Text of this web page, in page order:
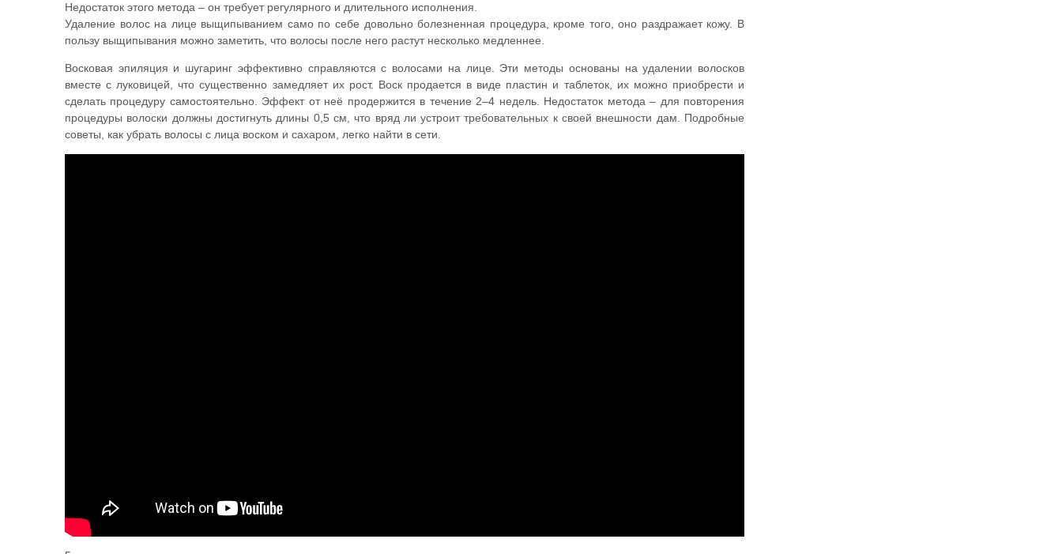
Недостаток этого метода – он требует регулярного и длительного исполнения.
Удаление волос на лице выщипыванием само по себе довольно болезненная процедура, кроме того, оно раздражает кожу. В
пользу выщипывания можно заметить, что волосы после него растут несколько медленнее.
Восковая эпиляция и шугаринг эффективно справляются с волосами на лице. Эти методы основаны на удалении волосков
вместе с луковицей, что существенно замедляет их рост. Воск продается в виде пластин и таблеток, их можно приобрести и
сделать процедуру самостоятельно. Эффект от неё продержится в течение 2–4 недель. Недостаток метода – для повторения
процедуры волоски должны достигнуть длины 0,5 см, что вряд ли устроит требовательных к своей внешности дам. Подробные
советы, как убрать волосы с лица воском и сахаром, легко найти в сети.